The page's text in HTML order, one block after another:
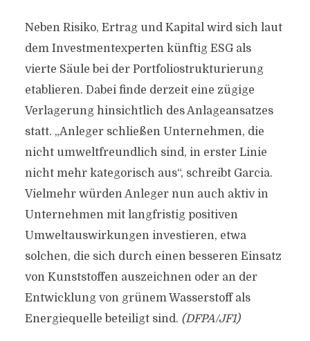
Neben Risiko, Ertrag und Kapital wird sich laut
dem Investmentexperten künftig ESG als
vierte Säule bei der Portfoliostrukturierung
etablieren. Dabei finde derzeit eine zügige
Verlagerung hinsichtlich des Anlageansatzes
statt. „Anleger schließen Unternehmen, die
nicht umweltfreundlich sind, in erster Linie
nicht mehr kategorisch aus“, schreibt Garcia.
Vielmehr würden Anleger nun auch aktiv in
Unternehmen mit langfristig positiven
Umweltauswirkungen investieren, etwa
solchen, die sich durch einen besseren Einsatz
von Kunststoffen auszeichnen oder an der
Entwicklung von grünem Wasserstoff als
Energiequelle beteiligt sind. (DFPA/JF1)